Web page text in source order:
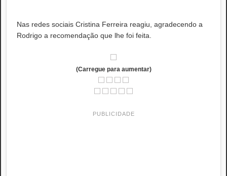
Nas redes sociais Cristina Ferreira reagiu, agradecendo a
Rodrigo a recomendação que lhe foi feita.
(Carregue para aumentar)
PUBLICIDADE